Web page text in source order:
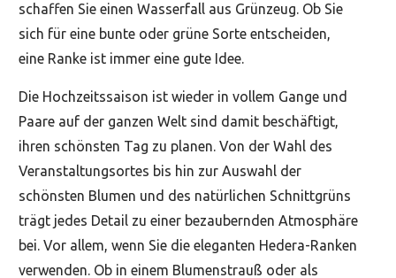
schaffen Sie einen Wasserfall aus Grünzeug. Ob Sie
sich für eine bunte oder grüne Sorte entscheiden,
eine Ranke ist immer eine gute Idee.
Die Hochzeitssaison ist wieder in vollem Gange und
Paare auf der ganzen Welt sind damit beschäftigt,
ihren schönsten Tag zu planen. Von der Wahl des
Veranstaltungsortes bis hin zur Auswahl der
schönsten Blumen und des natürlichen Schnittgrüns
trägt jedes Detail zu einer bezaubernden Atmosphäre
bei. Vor allem, wenn Sie die eleganten Hedera-Ranken
verwenden. Ob in einem Blumenstrauß oder als